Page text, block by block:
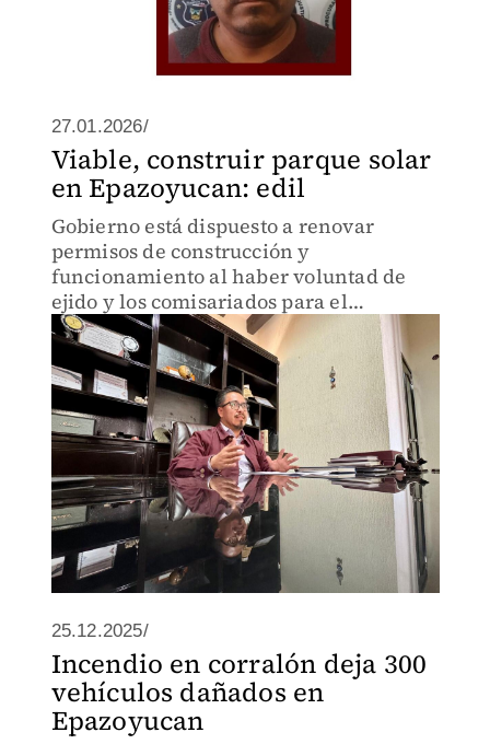
27.01.2026/
Viable, construir parque solar
en Epazoyucan: edil
Gobierno está dispuesto a renovar
permisos de construcción y
funcionamiento al haber voluntad de
ejido y los comisariados para el
proyecto, informó Carlos Montaño
25.12.2025/
Incendio en corralón deja 300
vehículos dañados en
Epazoyucan